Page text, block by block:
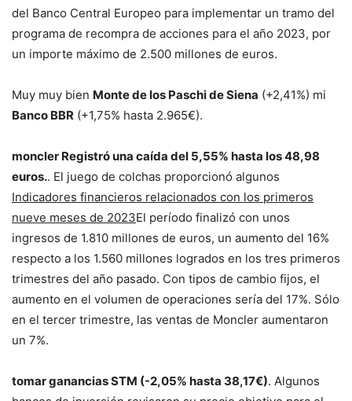
del Banco Central Europeo para implementar un tramo del
programa de recompra de acciones para el año 2023, por
un importe máximo de 2.500 millones de euros.
Muy muy bien Monte de los Paschi de Siena (+2,41%) mi
Banco BBR (+1,75% hasta 2.965€).
moncler Registró una caída del 5,55% hasta los 48,98
euros.. El juego de colchas proporcionó algunos
Indicadores financieros relacionados con los primeros
nueve meses de 2023El período finalizó con unos
ingresos de 1.810 millones de euros, un aumento del 16%
respecto a los 1.560 millones logrados en los tres primeros
trimestres del año pasado. Con tipos de cambio fijos, el
aumento en el volumen de operaciones sería del 17%. Sólo
en el tercer trimestre, las ventas de Moncler aumentaron
un 7%.
tomar gananciasSTM (-2,05% hasta 38,17€). Algunos